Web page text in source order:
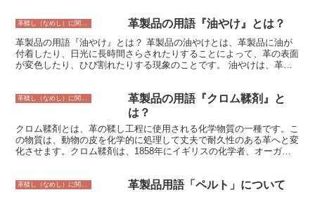
仕上げることができます。傷やシワも目立ちにくくなるため、耐久性
用されています。革製品の表面を加工することで、触り心地や風合い
を向上させることができます。
革鞣し（なめし）に関すること 革製品の用語『油やけ』とは？
革製品の用語『油やけ』とは？ 革製品の油やけとは、革製品に油が
付着したり、日光に長時間さらされたりすることによって、革の表面
が変色したり、ひび割れたりする現象のことです。 油やけは、革製
す。 ・油の付着革製品に油が付着すると、油が革の表面に浸透して
シミになったり、変色したりします。 ・直射日光の照射革製品を直
射日光に長時間さらすと、革の表面が日焼けして変色したり、ひび割
れたりします。 ・湿度の高い環境革製品を湿度の高い環境に長く置
くと、革が湿気を吸い込んで変色したり、カビが生えたりすることが
あります。
革鞣し（なめし）に関すること
革製品の用語『クロム鞣剤』と
は？
クロム鞣剤とは、革の鞣し工程に使用される化学物質の一種です。こ
の物質は、動物の皮を化学的に処理して丈夫で耐久性のある革へと変
化させます。クロム鞣剤は、1858年にイギリスの化学者、オーガス
クロム鞣剤には、いくつかの種類があります。最も一般的なのは、三
革製品用語「ペルト」について